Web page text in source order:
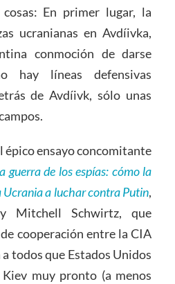
En primer lugar, la
ucranianas en Avdíivka,
conmoción de darse
hay líneas defensivas
de Avdíivk, sólo unas
épico ensayo concomitante
guerra de los espías: cómo la
Ucrania a luchar contra Putin,
Mitchell Schwirtz, que
cooperación entre la CIA
todos que Estados Unidos
muy pronto (a menos